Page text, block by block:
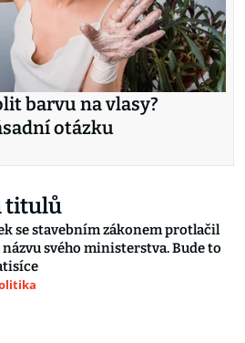
barvu na vlasy?
otázku
titulů
se stavebním zákonem protlačil
svého ministerstva. Bude to